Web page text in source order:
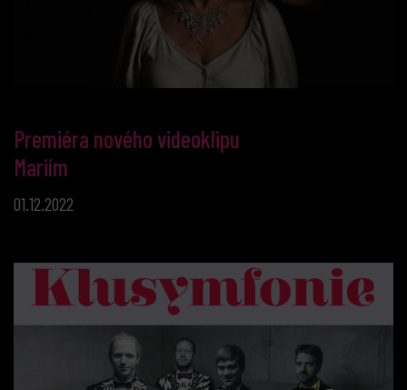
Premiéra nového videoklipu
Mariím
01.12.2022